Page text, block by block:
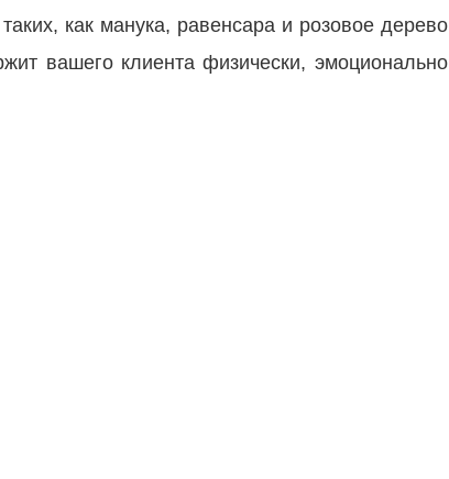
как манука, равенсара и розовое дерево
вашего клиента физически, эмоционально